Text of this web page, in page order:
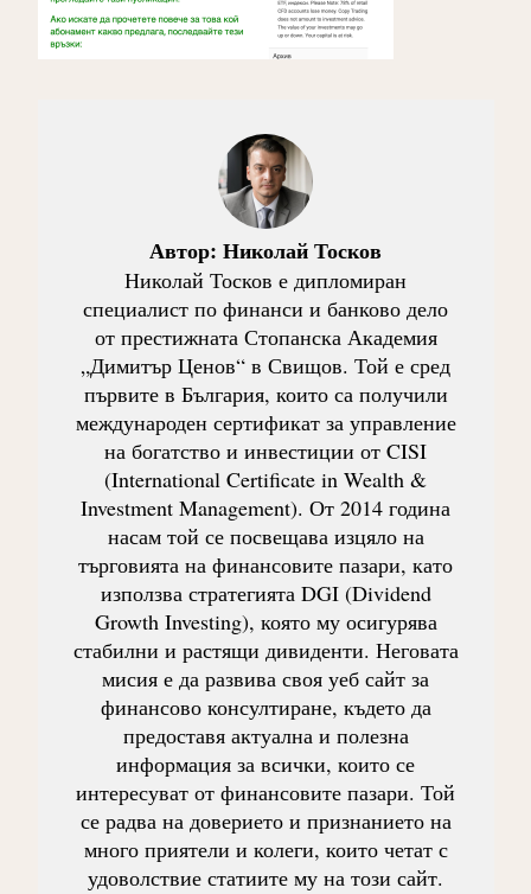
Автор: Николай Тосков
Николай Тосков е дипломиран
специалист по финанси и банково дело
от престижната Стопанска Академия
„Димитър Ценов“ в Свищов. Той е сред
първите в България, които са получили
международен сертификат за управление
на богатство и инвестиции от CISI
(International Certificate in Wealth &
Investment Management). От 2014 година
насам той се посвещава изцяло на
търговията на финансовите пазари, като
използва стратегията DGI (Dividend
Growth Investing), която му осигурява
стабилни и растящи дивиденти. Неговата
мисия е да развива своя уеб сайт за
финансово консултиране, където да
предоставя актуална и полезна
информация за всички, които се
интересуват от финансовите пазари. Той
се радва на доверието и признанието на
много приятели и колеги, които четат с
удоволствие статиите му на този сайт.